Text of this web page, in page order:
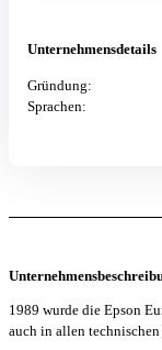
Unternehmensdetails
Gründung:
Sprachen:
1989 wurde die Epson
auch in allen